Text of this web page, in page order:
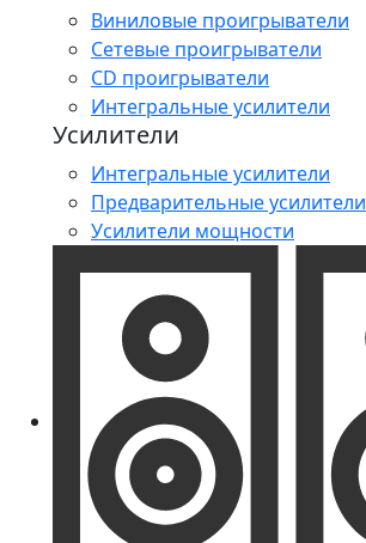
Виниловые проигрыватели
Сетевые проигрыватели
CD проигрыватели
Интегральные усилители
Усилители
Интегральные усилители
Предварительные усилители
Усилители мощности